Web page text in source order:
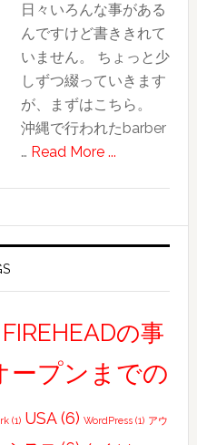
日々いろんな事がある
んですけど書ききれて
いません。 ちょっと少
しずつ綴っていきます
が、まずはこちら。
沖縄で行われたbarber
… Read More ...about
理
容
か
学
ぶ
こ
と〜
FIREHEADの事
ープンまでの
(1) USA(6) WordPress(1) アウ